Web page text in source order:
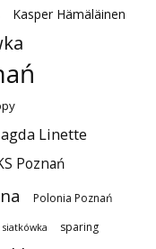
Kasper Hämäläinen
Linette
Poznań
Polonia Poznań
siatkówka sparing